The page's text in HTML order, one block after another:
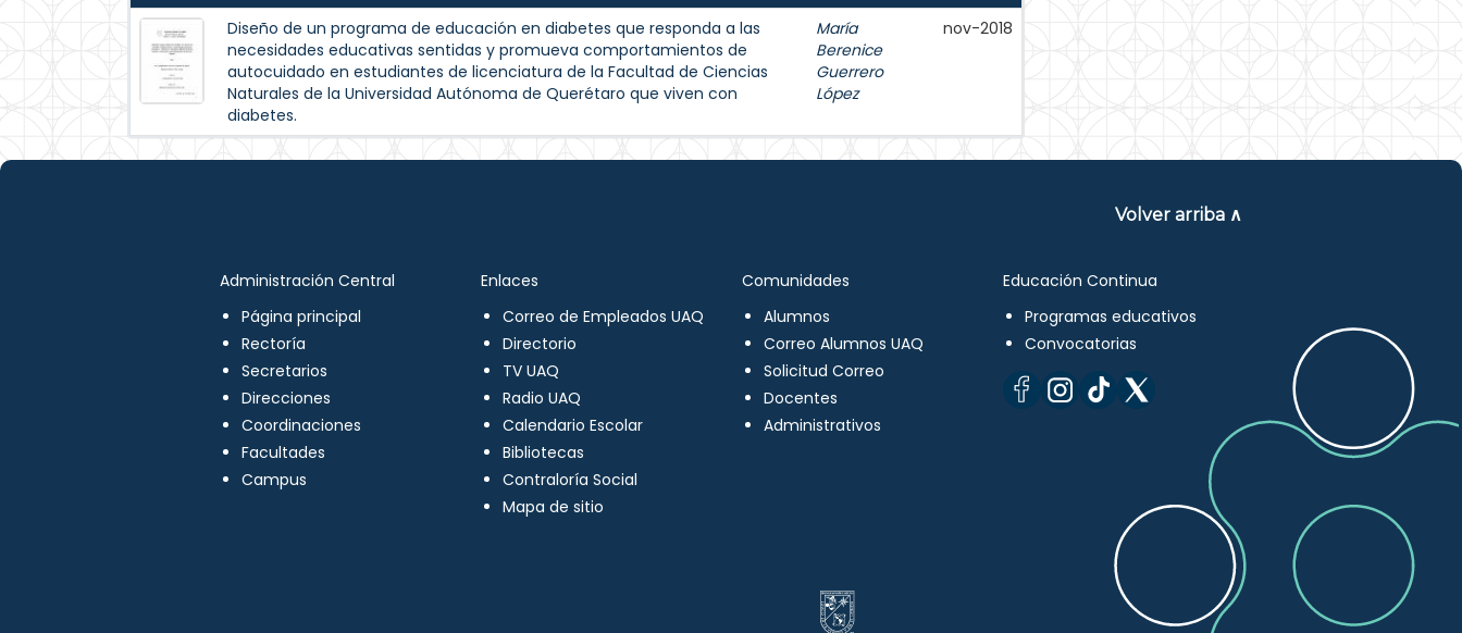
Diseño de un programa de educación en diabetes que responda a las
necesidades educativas sentidas y promueva comportamientos de
autocuidado en estudiantes de licenciatura de la Facultad de Ciencias
Naturales de la Universidad Autónoma de Querétaro que viven con
diabetes.
María
Berenice
Guerrero
López
nov-2018
Volver arriba ∧
Administración Central
Página principal
Rectoría
Secretarios
Direcciones
Coordinaciones
Facultades
Campus
Enlaces
Correo de Empleados UAQ
Directorio
TV UAQ
Radio UAQ
Calendario Escolar
Bibliotecas
Contraloría Social
Mapa de sitio
Comunidades
Alumnos
Correo Alumnos UAQ
Solicitud Correo
Docentes
Administrativos
Educación Continua
Programas educativos
Convocatorias